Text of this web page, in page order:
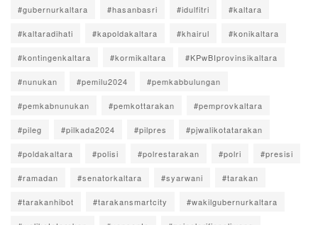
#gubernurkaltara #hasanbasri #idulfitri #kaltara
#kaltaradihati #kapoldakaltara #khairul #konikaltara
#kontingenkaltara #kormikaltara #KPwBIprovinsikaltara
#nunukan #pemilu2024 #pemkabbulungan
#pemkabnunukan #pemkottarakan #pemprovkaltara
#pileg #pilkada2024 #pilpres #pjwalikotatarakan
#poldakaltara #polisi #polrestarakan #polri #presisi
#ramadan #senatorkaltara #syarwani #tarakan
#tarakanhibot #tarakansmartcity #wakilgubernurkaltara